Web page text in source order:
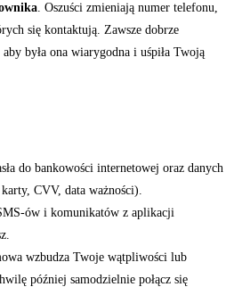
. Oszuści zmieniają numer telefonu,
się kontaktują. Zawsze dobrze
była ona wiarygodna i uśpiła Twoją
do bankowości internetowej oraz danych
CVV, data ważności).
ów i komunikatów z aplikacji
wzbudza Twoje wątpliwości lub
później samodzielnie połącz się